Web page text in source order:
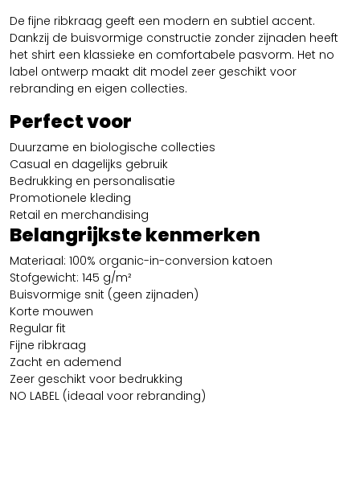
De fijne ribkraag geeft een modern en subtiel accent.
Dankzij de buisvormige constructie zonder zijnaden heeft
het shirt een klassieke en comfortabele pasvorm. Het no
label ontwerp maakt dit model zeer geschikt voor
rebranding en eigen collecties.
Perfect voor
Duurzame en biologische collecties
Casual en dagelijks gebruik
Bedrukking en personalisatie
Promotionele kleding
Retail en merchandising
Belangrijkste kenmerken
Materiaal: 100% organic-in-conversion katoen
Stofgewicht: 145 g/m²
Buisvormige snit (geen zijnaden)
Korte mouwen
Regular fit
Fijne ribkraag
Zacht en ademend
Zeer geschikt voor bedrukking
NO LABEL (ideaal voor rebranding)